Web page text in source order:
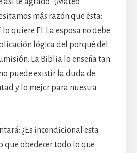
así te agradó” (Mateo
más razón que ésta:
quiere El. La esposa no debe
lógica del porqué del
La Biblia lo enseña tan
puede existir la duda de
y lo mejor para nuestra
¿Es incondicional esta
que obedecer todo lo que